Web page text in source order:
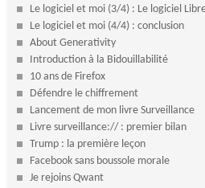
Le logiciel et moi (3/4) : Le logiciel
Le logiciel et moi (4/4) : conclusion
About Generativity
Introduction à la Bidouillabilité
10 ans de Firefox
Défendre le chiffrement
Lancement de mon livre Surveillance
Livre surveillance:// : premier bilan
Trump : la première leçon
Facebook sans boussole morale
Je rejoins Qwant